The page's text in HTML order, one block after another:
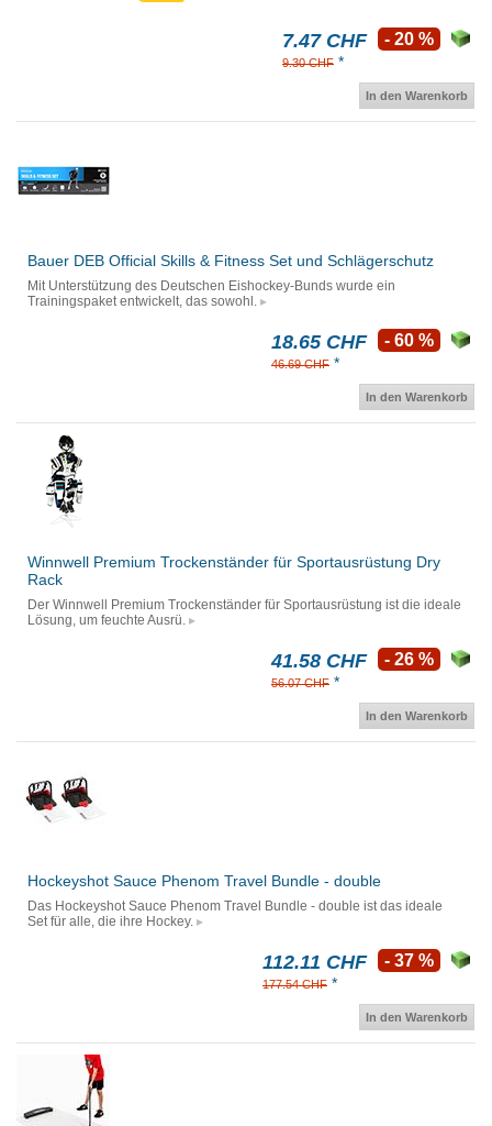
7.47 CHF
9.30 CHF *
- 20 %
In den Warenkorb
Bauer DEB Official Skills & Fitness Set und Schlägerschutz
Mit Unterstützung des Deutschen Eishockey-Bunds wurde ein
Trainingspaket entwickelt, das sowohl.
18.65 CHF
46.69 CHF *
- 60 %
In den Warenkorb
Winnwell Premium Trockenständer für Sportausrüstung Dry
Rack
Der Winnwell Premium Trockenständer für Sportausrüstung ist die ideale
Lösung, um feuchte Ausrü.
41.58 CHF
56.07 CHF *
- 26 %
In den Warenkorb
Hockeyshot Sauce Phenom Travel Bundle - double
Das Hockeyshot Sauce Phenom Travel Bundle - double ist das ideale
Set für alle, die ihre Hockey.
112.11 CHF
177.54 CHF *
- 37 %
In den Warenkorb